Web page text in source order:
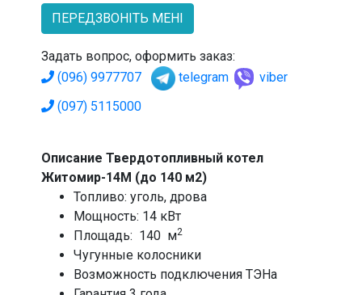
ПЕРЕДЗВОНІТЬ МЕНІ
Задать вопрос, оформить заказ:
(096) 9977707
telegram
viber
(097) 5115000
Описание Твердотопливный котел
Житомир-14М (до 140 м2)
Топливо: уголь, дрова
Мощность: 14 кВт
Площадь: 140 м2
Чугунные колосники
Возможность подключения ТЭНа